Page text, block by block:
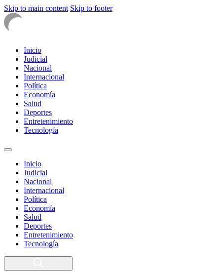
Skip to main content Skip to footer
Inicio
Judicial
Nacional
Internacional
Política
Economía
Salud
Deportes
Entretenimiento
Tecnología
Inicio
Judicial
Nacional
Internacional
Política
Economía
Salud
Deportes
Entretenimiento
Tecnología